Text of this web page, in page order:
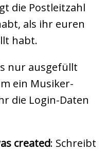
die Postleitzahl
als ihr euren
habt.
nur ausgefüllt
ein Musiker-
die Login-Daten
created: Schreibt